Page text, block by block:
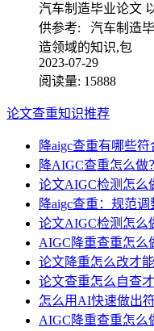
汽车制造毕业论文
供参考: 汽车制造
造领域的知识,包
2023-07-29
阅读量: 15888
论文查重知识推荐
降aigc查重有哪些
降AIGC查重怎么
论文AIGC检测怎么
降aigc查重：规范
论文AIGC检测怎么
AIGC降重查重怎么
论文降重怎么改才
论文查重怎么自查
怎么用AI快速做出
AIGC降重查重怎么